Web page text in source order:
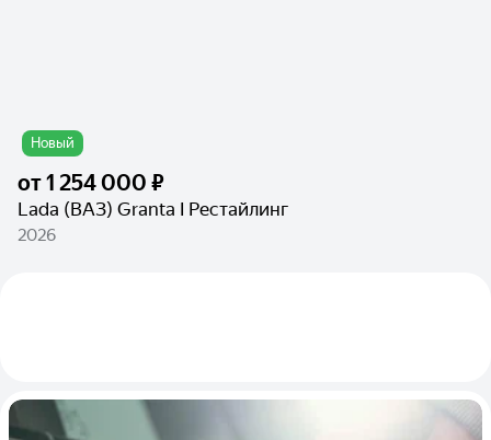
Новый
от1 254 000 ₽
Lada (ВАЗ) Granta I Рестайлинг
2026